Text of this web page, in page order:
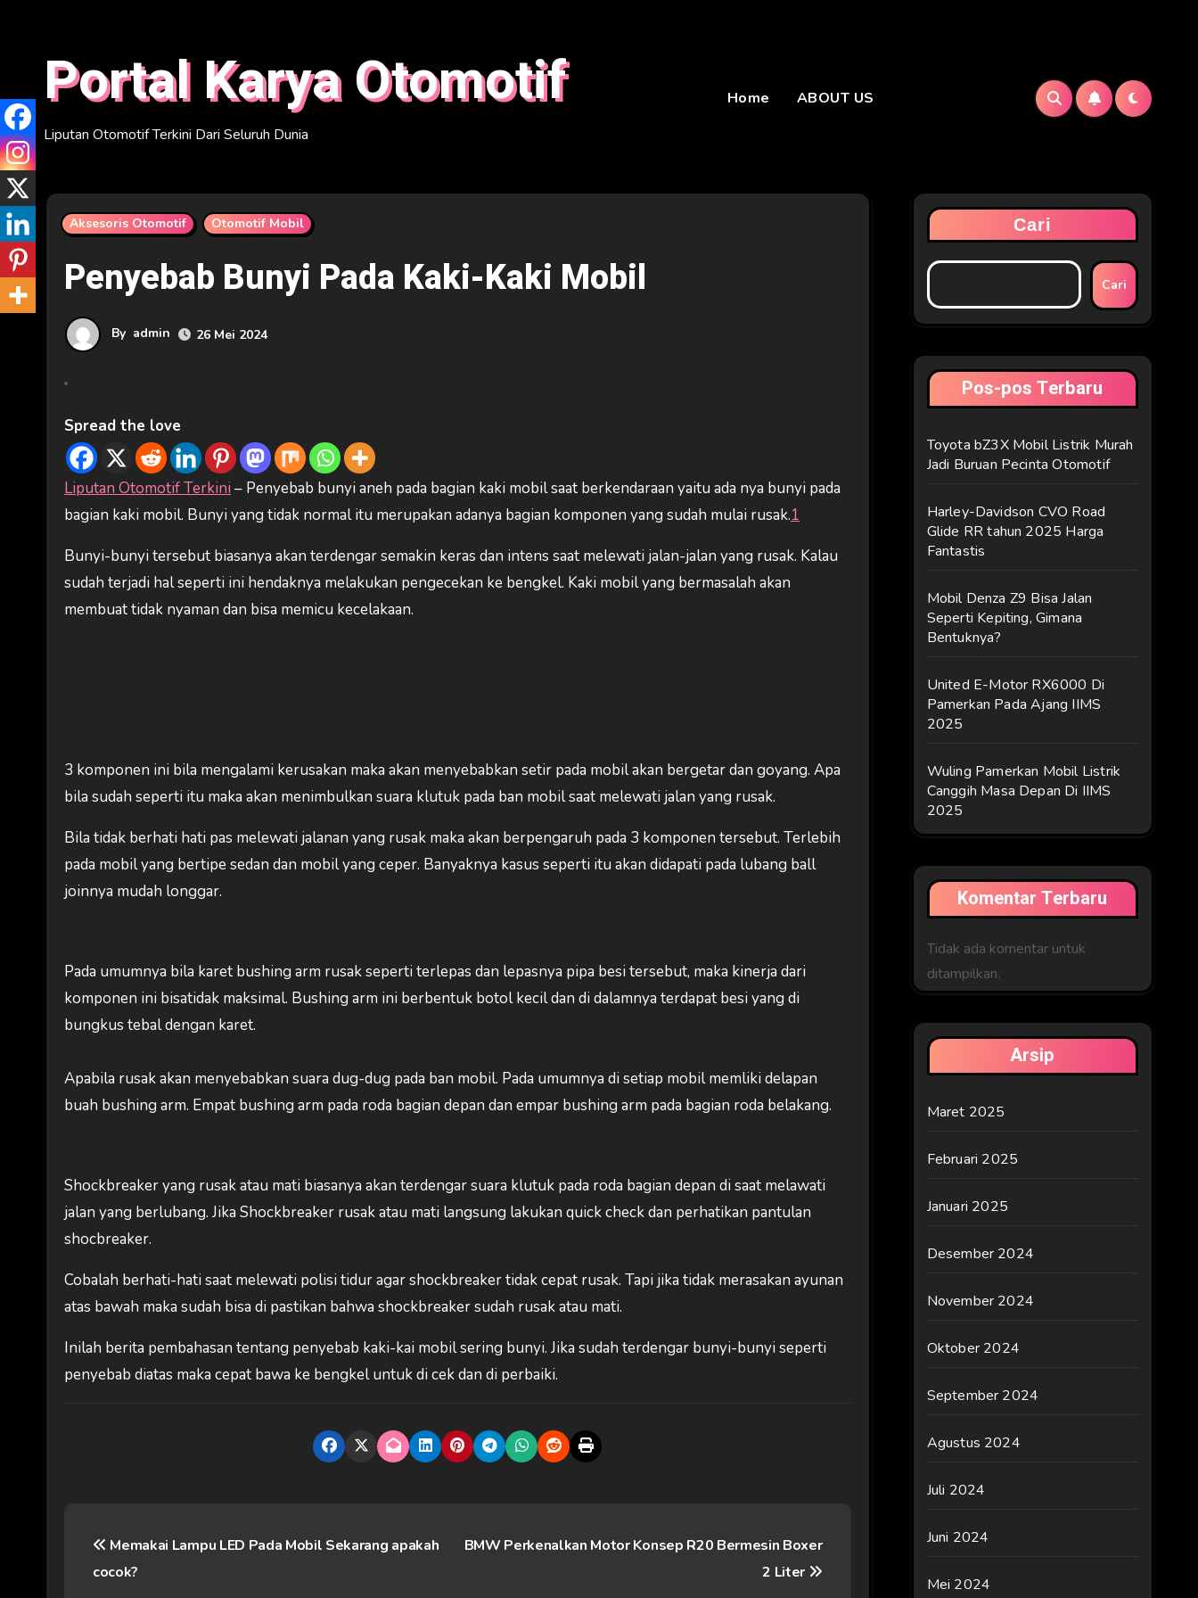
Portal Karya Otomotif
Liputan Otomotif Terkini Dari Seluruh Dunia
Home ABOUT US
Aksesoris Otomotif Otomotif Mobil
Penyebab Bunyi Pada Kaki-Kaki Mobil
By admin 26 Mei 2024
Spread the love
Liputan Otomotif Terkini– Penyebab bunyi aneh pada bagian kaki mobil saat berkendaraan yaitu ada nya bunyi pada
bagian kaki mobil. Bunyi yang tidak normal itu merupakan adanya bagian komponen yang sudah mulai rusak.1
Bunyi-bunyi tersebut biasanya akan terdengar semakin keras dan intens saat melewati jalan-jalan yang rusak. Kalau
sudah terjadi hal seperti ini hendaknya melakukan pengecekan ke bengkel. Kaki mobil yang bermasalah akan
membuat tidak nyaman dan bisa memicu kecelakaan.
3 komponen ini bila mengalami kerusakan maka akan menyebabkan setir pada mobil akan bergetar dan goyang. Apa
bila sudah seperti itu maka akan menimbulkan suara klutuk pada ban mobil saat melewati jalan yang rusak.
Bila tidak berhati hati pas melewati jalanan yang rusak maka akan berpengaruh pada 3 komponen tersebut. Terlebih
pada mobil yang bertipe sedan dan mobil yang ceper. Banyaknya kasus seperti itu akan didapati pada lubang ball
joinnya mudah longgar.
Pada umumnya bila karet bushing arm rusak seperti terlepas dan lepasnya pipa besi tersebut, maka kinerja dari
komponen ini bisatidak maksimal. Bushing arm ini berbentuk botol kecil dan di dalamnya terdapat besi yang di
bungkus tebal dengan karet.
Apabila rusak akan menyebabkan suara dug-dug pada ban mobil. Pada umumnya di setiap mobil memliki delapan
buah bushing arm. Empat bushing arm pada roda bagian depan dan empar bushing arm pada bagian roda belakang.
Shockbreaker yang rusak atau mati biasanya akan terdengar suara klutuk pada roda bagian depan di saat melawati
jalan yang berlubang. Jika Shockbreaker rusak atau mati langsung lakukan quick check dan perhatikan pantulan
shocbreaker.
Cobalah berhati-hati saat melewati polisi tidur agar shockbreaker tidak cepat rusak. Tapi jika tidak merasakan ayunan
atas bawah maka sudah bisa di pastikan bahwa shockbreaker sudah rusak atau mati.
Inilah berita pembahasan tentang penyebab kaki-kai mobil sering bunyi. Jika sudah terdengar bunyi-bunyi seperti
penyebab diatas maka cepat bawa ke bengkel untuk di cek dan di perbaiki.
Memakai Lampu LED Pada Mobil Sekarang apakah
cocok?
BMW Perkenalkan Motor Konsep R20 Bermesin Boxer
2 Liter
Cari
Cari
Pos-pos Terbaru
Toyota bZ3X Mobil Listrik Murah
Jadi Buruan Pecinta Otomotif
Harley-Davidson CVO Road
Glide RR tahun 2025 Harga
Fantastis
Mobil Denza Z9 Bisa Jalan
Seperti Kepiting, Gimana
Bentuknya?
United E-Motor RX6000 Di
Pamerkan Pada Ajang IIMS
2025
Wuling Pamerkan Mobil Listrik
Canggih Masa Depan Di IIMS
2025
Komentar Terbaru
Tidak ada komentar untuk
ditampilkan.
Arsip
Maret 2025
Februari 2025
Januari 2025
Desember 2024
November 2024
Oktober 2024
September 2024
Agustus 2024
Juli 2024
Juni 2024
Mei 2024